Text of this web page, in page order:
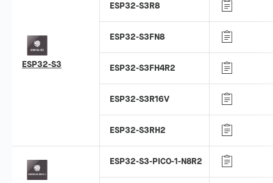
ESP32-S3
ESP32-S3R8
ESP32-S3FN8
ESP32-S3FH4R2
ESP32-S3R16V
ESP32-S3RH2
ESP32-S3-PICO-1-N8R2